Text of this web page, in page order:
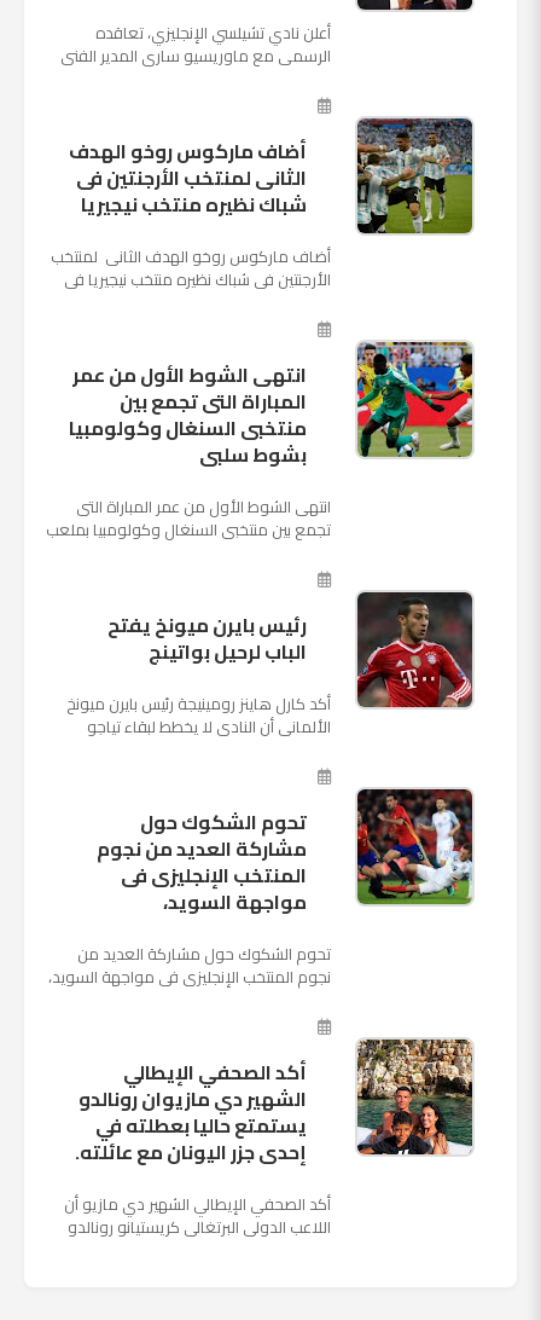
أعلن نادي تشيلسي الإنجليزي، تعاقده
الرسمي مع ماوريسيو ساري المدير الفني
المقبل وخلافة أنطونيو كو...
أضاف ماركوس روخو الهدف
الثانى لمنتخب الأرجنتين فى
شباك نظيره منتخب نيجيريا
أضاف ماركوس روخو الهدف الثانى لمنتخب
الأرجنتين فى شباك نظيره منتخب نيجيريا فى
"كريستوفسك...
انتهى الشوط الأول من عمر
المباراة التى تجمع بين
منتخبى السنغال وكولومبيا
بشوط سلبى
انتهى الشوط الأول من عمر المباراة التى
تجمع بين منتخبى السنغال وكولومبيا بملعب
الثالثة والأ...
رئيس بايرن ميونخ يفتح
الباب لرحيل بواتينج
أكد كارل هاينز رومينيجة رئيس بايرن ميونخ
الألمانى أن النادى لا يخطط لبقاء تياجو
وأنه سيستم...
تحوم الشكوك حول
مشاركة العديد من نجوم
المنتخب الإنجليزى فى
مواجهة السويد،
تحوم الشكوك حول مشاركة العديد من
نجوم المنتخب الإنجليزى فى مواجهة السويد،
ملعب "كوزموس آ...
أكد الصحفي الإيطالي
الشهير دي مازيوان رونالدو
يستمتع حاليا بعطلته في
إحدى جزر اليونان مع عائلته.
أكد الصحفي الإيطالي الشهير دي مازيو أن
اللاعب الدولي البرتغالي كريستيانو رونالدو